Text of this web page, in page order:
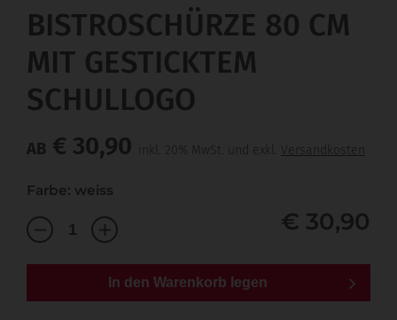
BISTROSCHÜRZE 80 CM
MIT GESTICKTEM
SCHULLOGO
AB € 30,90 inkl. 20% MwSt. und exkl. Versandkosten
Farbe: weiss
€ 30,90
In den Warenkorb legen